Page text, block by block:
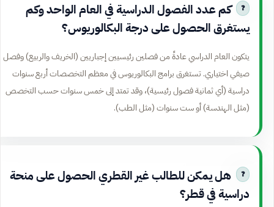
كم عدد الفصول الدراسية في العام الواحد وكم
يستغرق الحصول على درجة البكالوريوس؟
يتكون العام الدراسي عادةً من فصلين رئيسيين إجباريين (الخريف والربيع) وفصل
صيفي اختياري. تستغرق برامج البكالوريوس في معظم التخصصات أربع سنوات
دراسية (أي ثمانية فصول رئيسية)، وقد تمتد إلى خمس سنوات حسب التخصص
(مثل الهندسة) أو ست سنوات (مثل الطب).
هل يمكن للطالب غير القطري الحصول على منحة
دراسية في قطر؟